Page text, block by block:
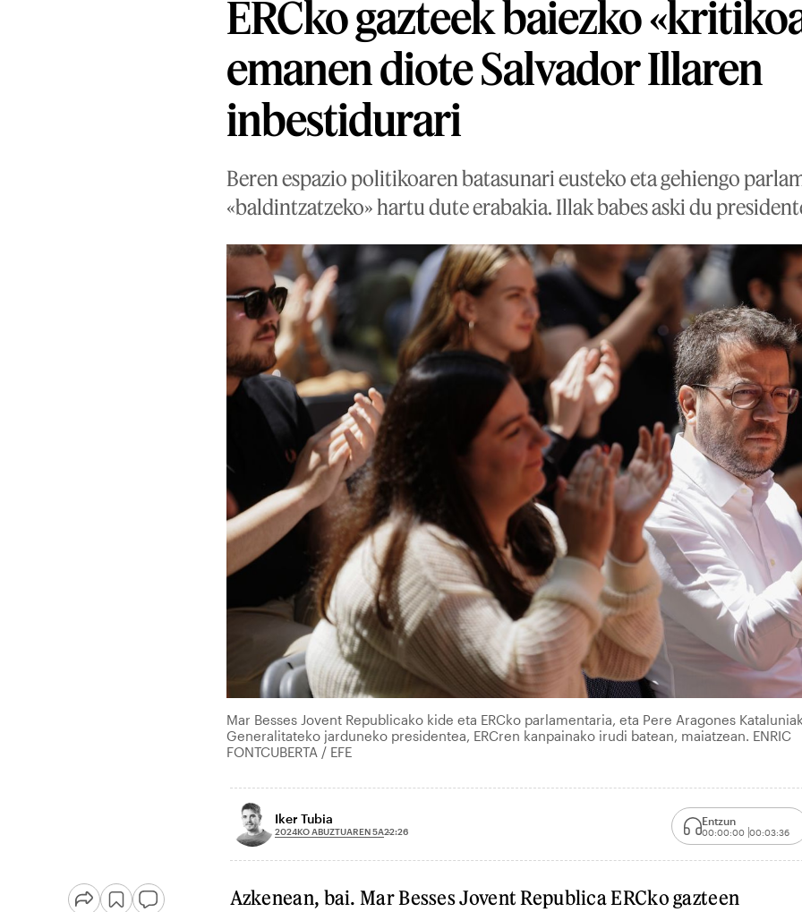
ERCko gazteek baiezko
emanen diote Salvador Illaren
inbestidurari
Beren espazio politikoaren batasunari eusteko eta gehiengo
«baldintzatzeko» hartu dute erabakia. Illak babes aski du
Mar Besses Jovent Republicako kide eta ERCko parlamentaria, eta Pere Aragones
Generalitateko jarduneko presidentea, ERCren kanpainako irudi batean, maiatzean. ENRIC
FONTCUBERTA / EFE
Iker Tubia
2024KO ABUZTUAREN 5A22:26
Entzun
00:00:00 00:03:36
Azkenean, bai. Mar Besses Jovent Republica ERCko gazteen